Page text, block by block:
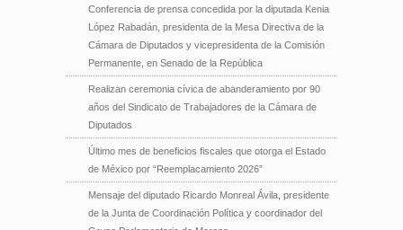
Conferencia de prensa concedida por la diputada Kenia
López Rabadán, presidenta de la Mesa Directiva de la
Cámara de Diputados y vicepresidenta de la Comisión
Permanente, en Senado de la República
Realizan ceremonia cívica de abanderamiento por 90
años del Sindicato de Trabajadores de la Cámara de
Diputados
Último mes de beneficios fiscales que otorga el Estado
de México por “Reemplacamiento 2026”
Mensaje del diputado Ricardo Monreal Ávila, presidente
de la Junta de Coordinación Política y coordinador del